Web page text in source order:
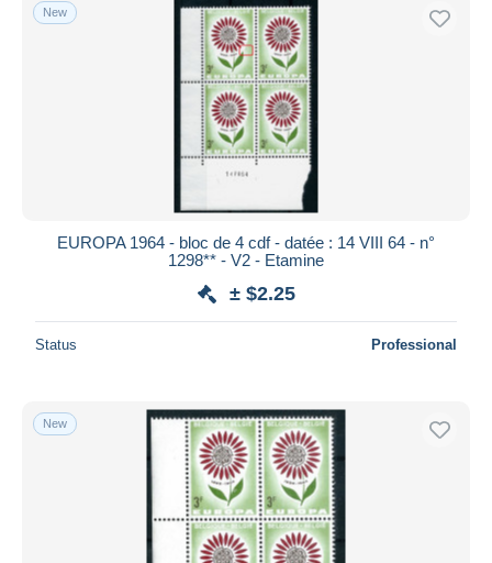
New
EUROPA 1964 - bloc de 4 cdf - datée : 14 VIII 64 - n°
1298** - V2 - Etamine
± $2.25
Status Professional
New